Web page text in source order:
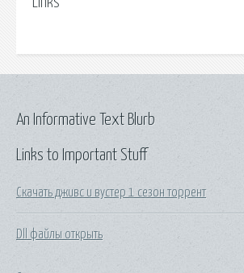
Links to Important Stuff
Скачать дживс и вустер 1 сезон торрент
Dll файлы открыть
An Informative Text Blurb